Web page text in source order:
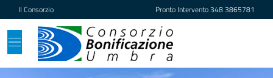
Vai ai contenuti
Vai al footer
Il Consorzio Pronto Intervento348 3865781